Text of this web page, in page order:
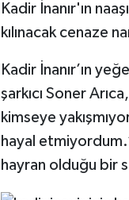
Kadir İnanır'ın
kılınacak cenaze
Kadir İnanır’ın
şarkıcı Soner
kimseye
hayal
hayran olduğu bir